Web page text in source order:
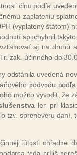
či­nu pod­ľa
za­pla­te­niu
(vy­pla­te­ný štá­tom)
spo­chyb­nil
aj na dru­hú
zák. účin­né­ho do
od­stá­ni­la uve­de­ná
pod­vo­du
mož­no vy­vo­diť, že
len pri
tzv. spre­ne­ve­ru
ľú­tos­ti oh­ľad­ne
te­da príl­iš